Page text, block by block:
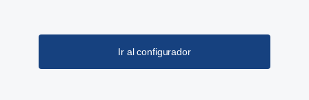
Ir al configurador